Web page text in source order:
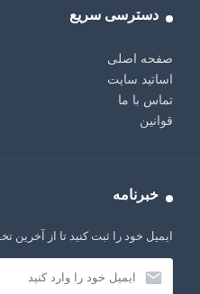
دسترسی سریع
صفحه اصلی
اساتید سایت
تماس با ما
قوانین
خبرنامه
ایمیل خود را ثبت کنید تا از آخرین